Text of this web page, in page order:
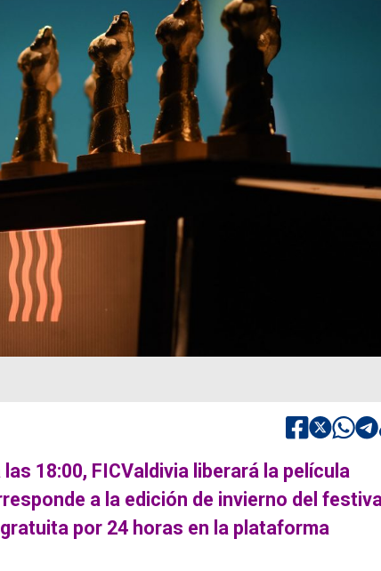
18:00, FICValdivia liberará la película
a la edición de invierno del
por 24 horas en la plataforma